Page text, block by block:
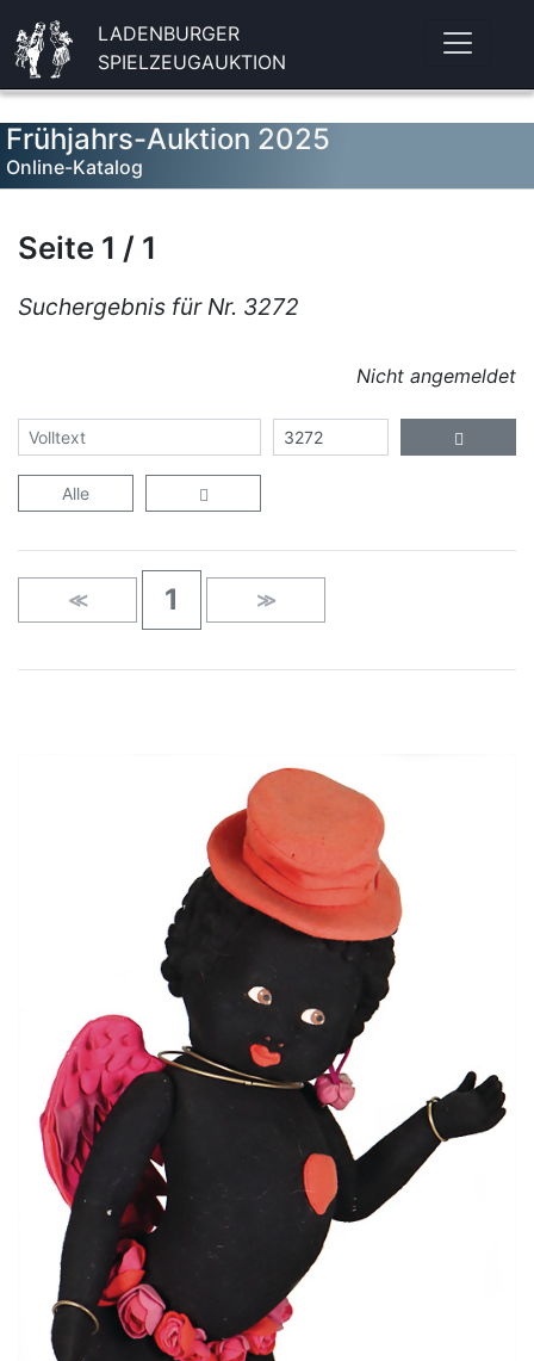
LADENBURGER
SPIELZEUGAUKTION
Frühjahrs-Auktion 2025
Online-Katalog
Seite 1 / 1
Suchergebnis für Nr. 3272
Nicht angemeldet
Alle
≪ 1 ≫